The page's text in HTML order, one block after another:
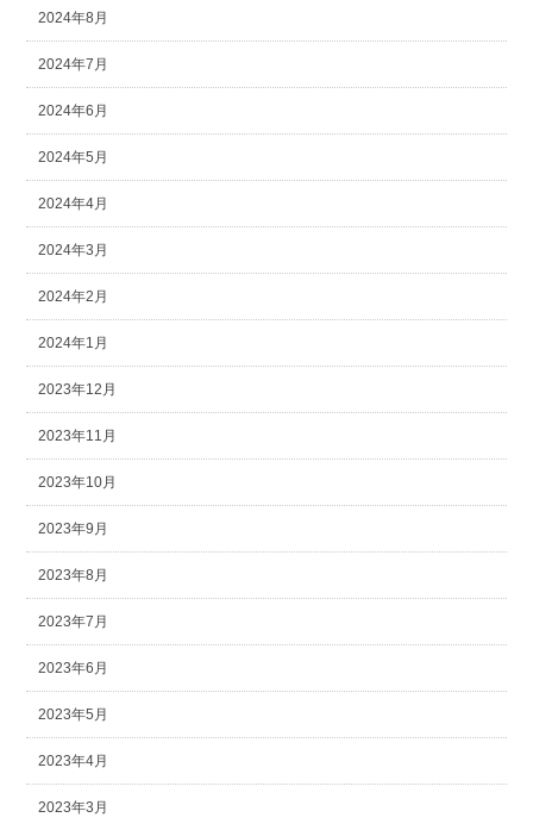
2024年8月
2024年7月
2024年6月
2024年5月
2024年4月
2024年3月
2024年2月
2024年1月
2023年12月
2023年11月
2023年10月
2023年9月
2023年8月
2023年7月
2023年6月
2023年5月
2023年4月
2023年3月